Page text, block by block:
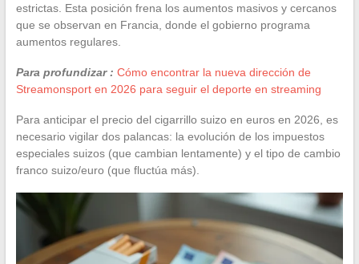
estrictas. Esta posición frena los aumentos masivos y cercanos
que se observan en Francia, donde el gobierno programa
aumentos regulares.
Para profundizar : Cómo encontrar la nueva dirección de
Streamonsport en 2026 para seguir el deporte en streaming
Para anticipar el precio del cigarrillo suizo en euros en 2026, es
necesario vigilar dos palancas: la evolución de los impuestos
especiales suizos (que cambian lentamente) y el tipo de cambio
franco suizo/euro (que fluctúa más).